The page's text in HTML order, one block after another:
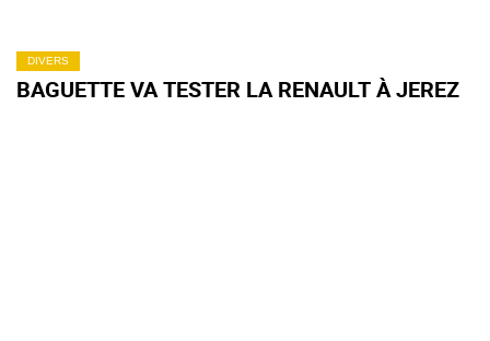
DIVERS
BAGUETTE VA TESTER LA RENAULT À JEREZ